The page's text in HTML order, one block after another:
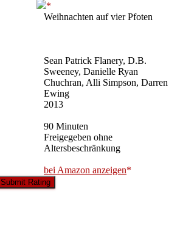
Weihnachten auf vier Pfoten
Sean Patrick Flanery, D.B.
Sweeney, Danielle Ryan
Chuchran, Alli Simpson, Darren
Ewing
2013
90 Minuten
Freigegeben ohne
Altersbeschränkung
bei Amazon anzeigen
Submit Rating